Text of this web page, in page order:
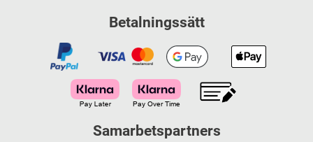
Betalningssätt
Samarbetspartners